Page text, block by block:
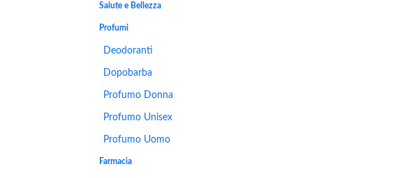
Salute e Bellezza
Profumi
Deodoranti
Dopobarba
Profumo Donna
Profumo Unisex
Profumo Uomo
Farmacia